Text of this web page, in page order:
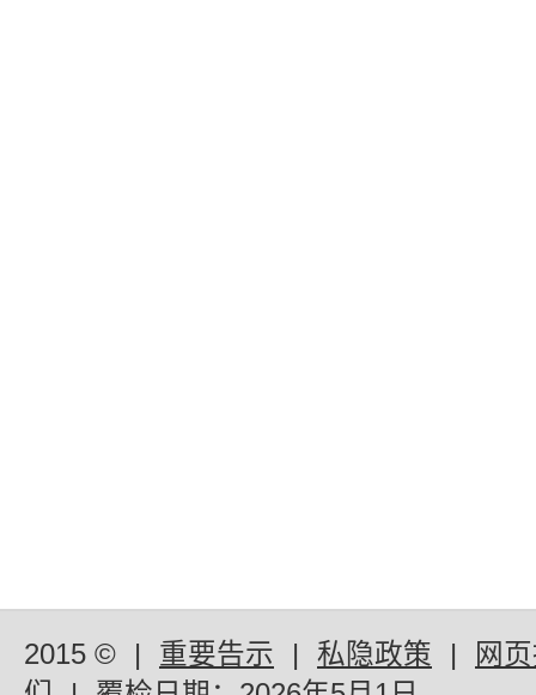
2015 © | 重要告示 | 私隐政策 |
网